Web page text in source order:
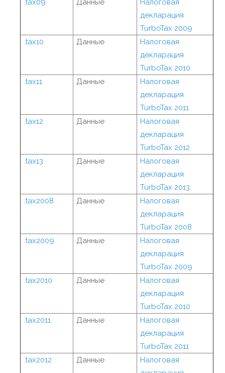
.tax09 Данные
Налоговая
декларация
TurboTax 2009
.tax10
Данные
Налоговая
декларация
TurboTax 2010
.tax11
Данные
Налоговая
декларация
TurboTax 2011
.tax12
Данные
Налоговая
декларация
TurboTax 2012
.tax13
Данные
Налоговая
декларация
TurboTax 2013
.tax2008
Данные
Налоговая
декларация
TurboTax 2008
.tax2009
Данные
Налоговая
декларация
TurboTax 2009
.tax2010
Данные
Налоговая
декларация
TurboTax 2010
.tax2011
Данные
Налоговая
декларация
TurboTax 2011
.tax2012
Данные
Налоговая